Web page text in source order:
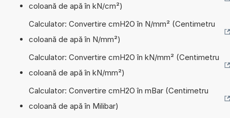
coloană de apă în kN/cm²)
Calculator: Convertire cmH2O în N/mm² (Centimetru
coloană de apă în N/mm²)
Calculator: Convertire cmH2O în kN/mm² (Centimetru
coloană de apă în kN/mm²)
Calculator: Convertire cmH2O în mBar (Centimetru
coloană de apă în Milibar)